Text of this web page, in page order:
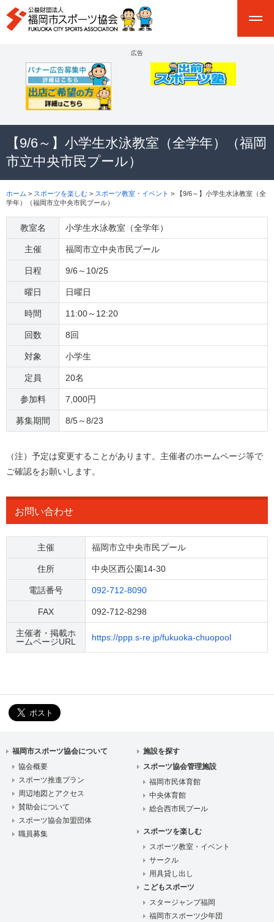
広告
【9/6～】小学生水泳教室（全学年）（福岡
市立中央市民プール）
ホーム > スポーツを楽しむ > スポーツ教室・イベント > 【9/6～】小学生水泳教室（全
学年）（福岡市立中央市民プール）
教室名 小学生水泳教室（全学年）
主催 福岡市立中央市民プール
日程 9/6～10/25
曜日 日曜日
時間 11:00～12:20
回数 8回
対象 小学生
定員 20名
参加料 7,000円
募集期間 8/5～8/23
（注）予定は変更することがあります。主催者のホームページ等で
ご確認をお願いします。
お問い合わせ
主催 福岡市立中央市民プール
住所 中央区西公園14-30
電話番号 092-712-8090
FAX 092-712-8298
主催者・掲載ホ
ームページURL
https://ppp.s-re.jp/fukuoka-chuopool
福岡市スポーツ協会について
協会概要
スポーツ推進プラン
周辺地図とアクセス
賛助会について
スポーツ協会加盟団体
職員募集
施設を探す
スポーツ協会管理施設
福岡市民体育館
中央体育館
総合西市民プール
スポーツを楽しむ
スポーツ教室・イベント
サークル
用具貸し出し
こどもスポーツ
スタージャンプ福岡
福岡市スポーツ少年団